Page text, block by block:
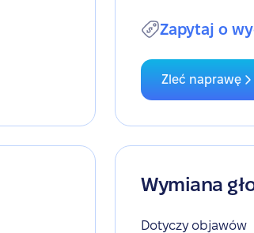
Zapytaj o
Zleć naprawę
Wymiana
Dotyczy objawów